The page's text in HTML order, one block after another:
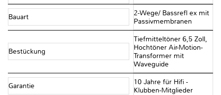
Bauart
2-Wege/ Bassrefl ex mit
Passivmembranen
Bestückung
Tiefmitteltöner 6,5 Zoll,
Hochtöner Air-Motion-
Transformer mit
Waveguide
Garantie
10 Jahre für Hifi -
Klubben-Mitglieder